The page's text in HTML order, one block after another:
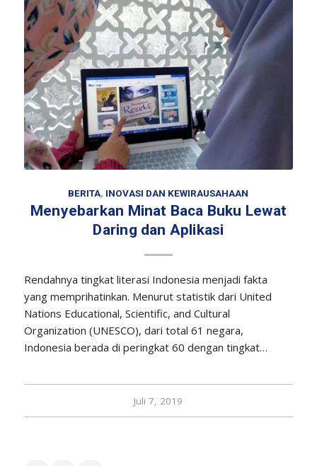
BERITA, INOVASI DAN KEWIRAUSAHAAN
Menyebarkan Minat Baca Buku Lewat
Daring dan Aplikasi
Rendahnya tingkat literasi Indonesia menjadi fakta
yang memprihatinkan. Menurut statistik dari United
Nations Educational, Scientific, and Cultural
Organization (UNESCO), dari total 61 negara,
Indonesia berada di peringkat 60 dengan tingkat…
Juli 7, 2019